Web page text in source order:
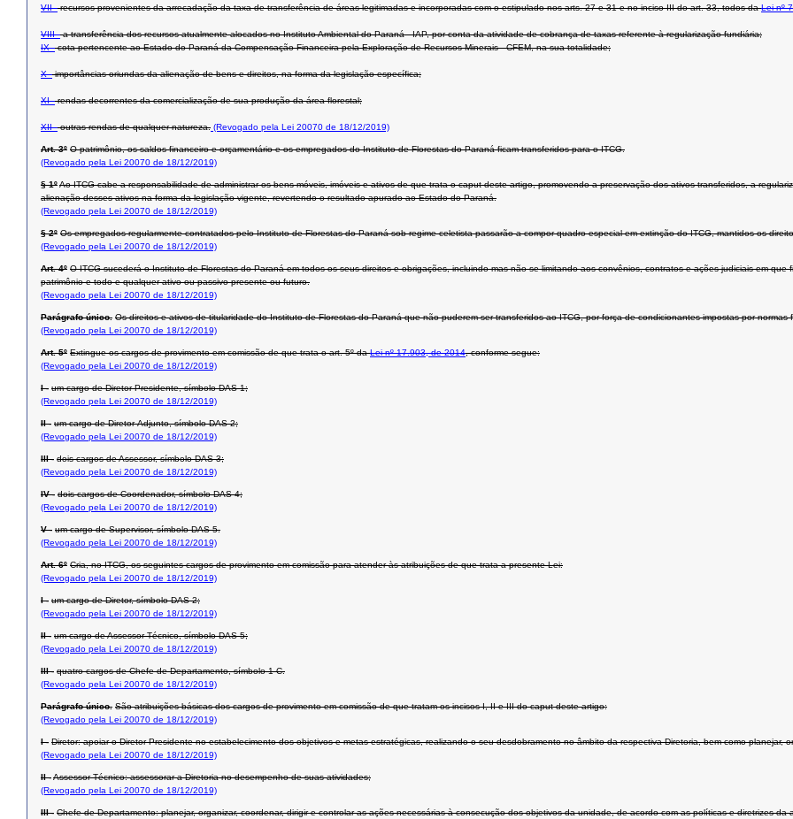
VII -recursos provenientes da arrecadação da taxa de transferência de áreas legitimadas e incorporadas com o estipulado nos arts. 27 e 31 e no inciso III do art. 33, todos daLei nº
VIII -a transferência dos recursos atualmente alocados no Instituto Ambiental do Paraná - IAP, por conta da atividade de cobrança de taxas referente à regularização fundiária;
IX -cota pertencente ao Estado do Paraná da Compensação Financeira pela Exploração de Recursos Minerais - CFEM, na sua totalidade;
X -importâncias oriundas da alienação de bens e direitos, na forma da legislação específica;
XI -rendas decorrentes da comercialização de sua produção da área florestal;
XII -outras rendas de qualquer natureza. (Revogado pela Lei 20070 de 18/12/2019)
Art. 3º O patrimônio, os saldos financeiro e orçamentário e os empregados do Instituto de Florestas do Paraná ficam transferidos para o ITCG.
(Revogado pela Lei 20070 de 18/12/2019)
§ 1ºAo ITCG cabe a responsabilidade de administrar os bens móveis, imóveis e ativos de que trata o caput deste artigo, promovendo a preservação dos ativos transferidos, a
alienação desses ativos na forma da legislação vigente, revertendo o resultado apurado ao Estado do Paraná.
(Revogado pela Lei 20070 de 18/12/2019)
§ 2º Os empregados regularmente contratados pelo Instituto de Florestas do Paraná sob regime celetista passarão a compor quadro especial em extinção do ITCG, mantidos os
(Revogado pela Lei 20070 de 18/12/2019)
Art. 4º O ITCG sucederá o Instituto de Florestas do Paraná em todos os seus direitos e obrigações, incluindo mas não se limitando aos convênios, contratos e ações judiciais em
patrimônio e todo e qualquer ativo ou passivo presente ou futuro.
(Revogado pela Lei 20070 de 18/12/2019)
Parágrafo único. Os direitos e ativos de titularidade do Instituto de Florestas do Paraná que não puderem ser transferidos ao ITCG, por força de condicionantes impostas por
(Revogado pela Lei 20070 de 18/12/2019)
Art. 5º Extingue os cargos de provimento em comissão de que trata o art. 5º daLei nº 17.903, de 2014, conforme segue:
(Revogado pela Lei 20070 de 18/12/2019)
I - um cargo de Diretor-Presidente, símbolo DAS-1;
(Revogado pela Lei 20070 de 18/12/2019)
II - um cargo de Diretor-Adjunto, símbolo DAS-2;
(Revogado pela Lei 20070 de 18/12/2019)
III - dois cargos de Assessor, símbolo DAS-3;
(Revogado pela Lei 20070 de 18/12/2019)
IV - dois cargos de Coordenador, símbolo DAS-4;
(Revogado pela Lei 20070 de 18/12/2019)
V - um cargo de Supervisor, símbolo DAS-5.
(Revogado pela Lei 20070 de 18/12/2019)
Art. 6º Cria, no ITCG, os seguintes cargos de provimento em comissão para atender às atribuições de que trata a presente Lei:
(Revogado pela Lei 20070 de 18/12/2019)
I - um cargo de Diretor, símbolo DAS-2;
(Revogado pela Lei 20070 de 18/12/2019)
II - um cargo de Assessor Técnico, símbolo DAS-5;
(Revogado pela Lei 20070 de 18/12/2019)
III - quatro cargos de Chefe de Departamento, símbolo 1-C.
(Revogado pela Lei 20070 de 18/12/2019)
Parágrafo único. São atribuições básicas dos cargos de provimento em comissão de que tratam os incisos I, II e III do caput deste artigo:
(Revogado pela Lei 20070 de 18/12/2019)
I - Diretor: apoiar o Diretor-Presidente no estabelecimento dos objetivos e metas estratégicas, realizando o seu desdobramento no âmbito da respectiva Diretoria, bem como
(Revogado pela Lei 20070 de 18/12/2019)
II -Assessor Técnico: assessorar a Diretoria no desempenho de suas atividades;
(Revogado pela Lei 20070 de 18/12/2019)
III - Chefe de Departamento: planejar, organizar, coordenar, dirigir e controlar as ações necessárias à consecução dos objetivos da unidade, de acordo com as políticas e diretrizes